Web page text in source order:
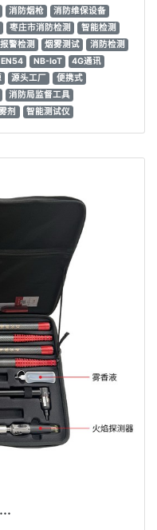
消防烟枪
消防维保设备
枣庄市消防检测
智能检测
警检测 烟雾测试
消防检测
EN54 NB-IoT
4G通讯
源头工厂
便携式
消防局监督工具
剂 智能测试仪